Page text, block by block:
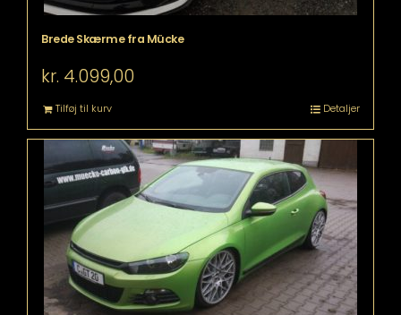
Brede Skærme fra Mücke
kr. 4.099,00
Tilføj til kurv Detaljer